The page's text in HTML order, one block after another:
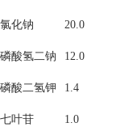
氯化钠 20.0
磷酸氢二钠 12.0
磷酸二氢钾 1.4
七叶苷 1.0